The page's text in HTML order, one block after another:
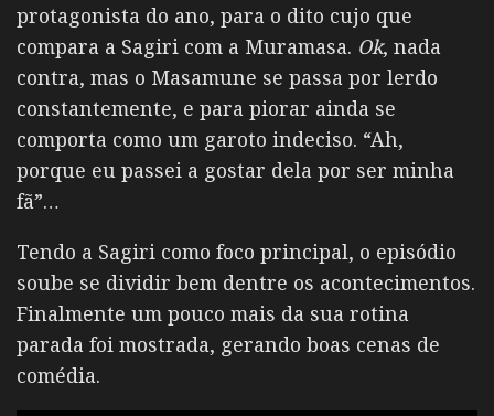
protagonista do ano, para o dito cujo que
compara a Sagiri com a Muramasa. Ok, nada
contra, mas o Masamune se passa por lerdo
constantemente, e para piorar ainda se
comporta como um garoto indeciso. “Ah,
porque eu passei a gostar dela por ser minha
fã”…
Tendo a Sagiri como foco principal, o episódio
soube se dividir bem dentre os acontecimentos.
Finalmente um pouco mais da sua rotina
parada foi mostrada, gerando boas cenas de
comédia.